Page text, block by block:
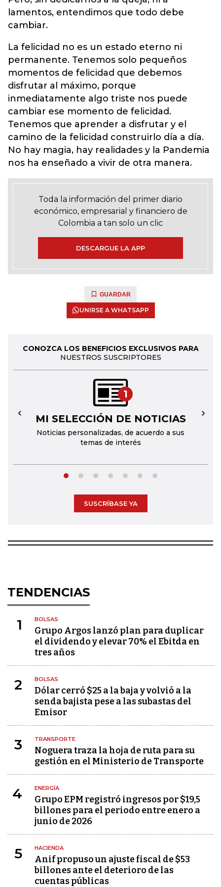
lamentos, entendimos que todo debe
cambiar.
La felicidad no es un estado eterno ni
permanente. Tenemos solo pequeños
momentos de felicidad que debemos
disfrutar al máximo, porque
inmediatamente algo triste nos puede
cambiar ese momento de felicidad.
Tenemos que aprender a disfrutar y el
camino de la felicidad construirlo día a día.
No hay magia, hay realidades y la Pandemia
nos ha enseñado a vivir de otra manera.
Toda la información del primer diario
económico, empresarial y financiero de
Colombia a tan solo un clic
DESCARGUE LA APP
GUARDAR
UNIRSE A WHATSAPP
CONOZCA LOS BENEFICIOS EXCLUSIVOS PARA
NUESTROS SUSCRIPTORES
1
MI SELECCIÓN DE NOTICIAS
Noticias personalizadas, de acuerdo a sus
temas de interés
← →
SUSCRÍBASE YA
TENDENCIAS
1 BOLSAS
Grupo Argos lanzó plan para duplicar
el dividendo y elevar 70% el Ebitda en
tres años
2 BOLSAS
Dólar cerró $25 a la baja y volvió a la
senda bajista pese a las subastas del
Emisor
3 TRANSPORTE
Noguera traza la hoja de ruta para su
gestión en el Ministerio de Transporte
4 ENERGÍA
Grupo EPM registró ingresos por $19,5
billones para el periodo entre enero a
junio de 2026
5 HACIENDA
Anif propuso un ajuste fiscal de $53
billones ante el deterioro de las
cuentas públicas